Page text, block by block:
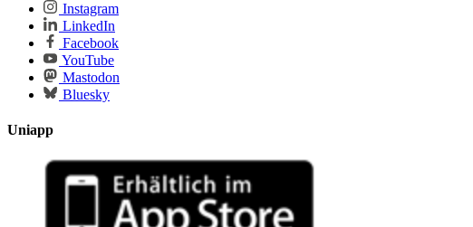
Instagram
LinkedIn
Facebook
YouTube
Mastodon
Bluesky
Uniapp